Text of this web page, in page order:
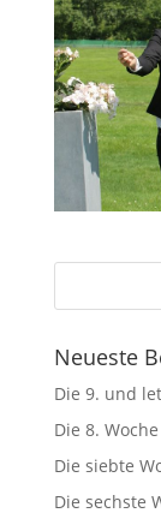
Neueste
Die 9. und
Die 8. Woche
Die siebte
Die sechste